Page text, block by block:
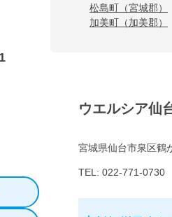
松島町（宮城郡）
加美町（加美郡）
ウエルシア仙
宮城県仙台市泉区鶴
TEL: 022-771-0730